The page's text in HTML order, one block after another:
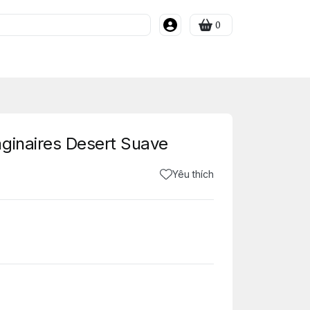
0
Desert Suave
Yêu thích